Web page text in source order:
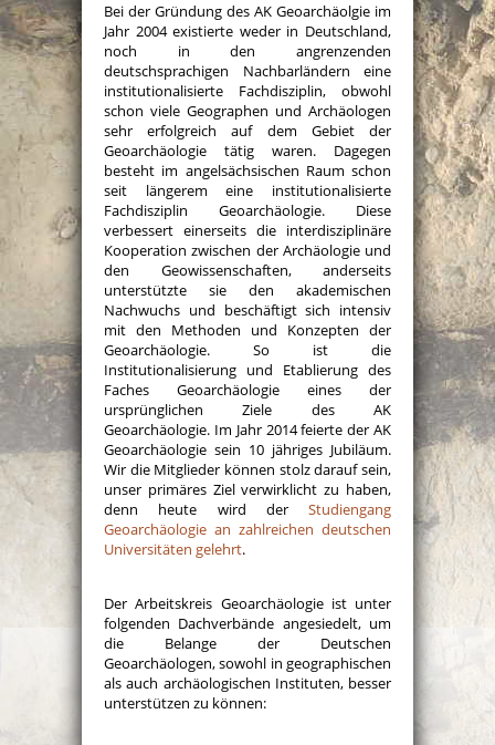
Bei der Gründung des AK Geoarchäolgie im
Jahr 2004 existierte weder in Deutschland,
noch in den angrenzenden
deutschsprachigen Nachbarländern eine
institutionalisierte Fachdisziplin, obwohl
schon viele Geographen und Archäologen
sehr erfolgreich auf dem Gebiet der
Geoarchäologie tätig waren. Dagegen
besteht im angelsächsischen Raum schon
seit längerem eine institutionalisierte
Fachdisziplin Geoarchäologie. Diese
verbessert einerseits die interdisziplinäre
Kooperation zwischen der Archäologie und
den Geowissenschaften, anderseits
unterstützte sie den akademischen
Nachwuchs und beschäftigt sich intensiv
mit den Methoden und Konzepten der
Geoarchäologie. So ist die
Institutionalisierung und Etablierung des
Faches Geoarchäologie eines der
ursprünglichen Ziele des AK
Geoarchäologie. Im Jahr 2014 feierte der AK
Geoarchäologie sein 10 jähriges Jubiläum.
Wir die Mitglieder können stolz darauf sein,
unser primäres Ziel verwirklicht zu haben,
denn heute wird der Studiengang
Geoarchäologie an zahlreichen deutschen
Universitäten gelehrt.
Der Arbeitskreis Geoarchäologie ist unter
folgenden Dachverbände angesiedelt, um
die Belange der Deutschen
Geoarchäologen, sowohl in geographischen
als auch archäologischen Instituten, besser
unterstützen zu können: